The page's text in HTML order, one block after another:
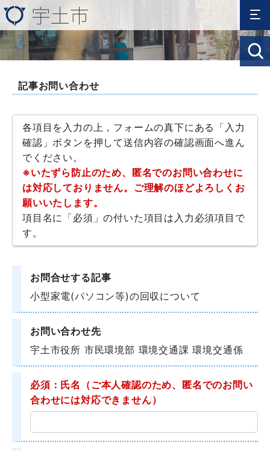
記事お問い合わせ
各項目を入力の上，フォームの真下にある「入力
確認」ボタンを押して送信内容の確認画面へ進ん
でください。
※いたずら防止のため、匿名でのお問い合わせに
は対応しておりません。ご理解のほどよろしくお
願いいたします。
項目名に「必須」の付いた項目は入力必須項目で
す。
お問合せする記事
小型家電(パソコン等)の回収について
お問い合わせ先
宇土市役所 市民環境部 環境交通課 環境交通係
必須：氏名
（ご本人確認のため、匿名でのお問い
合わせには対応できません）